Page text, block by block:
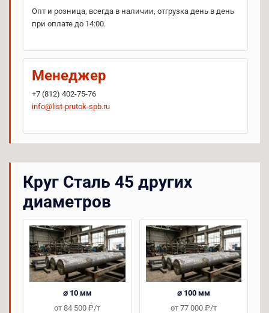
Опт и розница, всегда в наличии, отгрузка день в день
при оплате до 14:00.
Менеджер
+7 (812) 402-75-76
info@list-prutok-spb.ru
Круг Сталь 45 других
диаметров
⌀ 10 мм
от 84 500 ₽/т
⌀ 100 мм
от 77 000 ₽/т